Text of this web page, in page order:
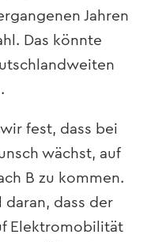
Jahren
Das könnte
fest, dass bei
wächst, auf
B zu kommen.
daran, dass der
Elektromobilität